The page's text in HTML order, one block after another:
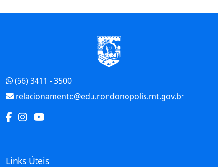
(66) 3411 - 3500
relacionamento@edu.rondonopolis.mt.gov.br
Links Úteis